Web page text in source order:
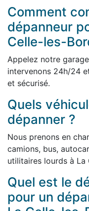
Comment
dépanneur
Celle-les-
Appelez notre
intervenons 24h/24
et sécurisé.
Quels
dépanner ?
Nous prenons en
camions, bus,
utilitaires lourds à La
Quel est le
pour un